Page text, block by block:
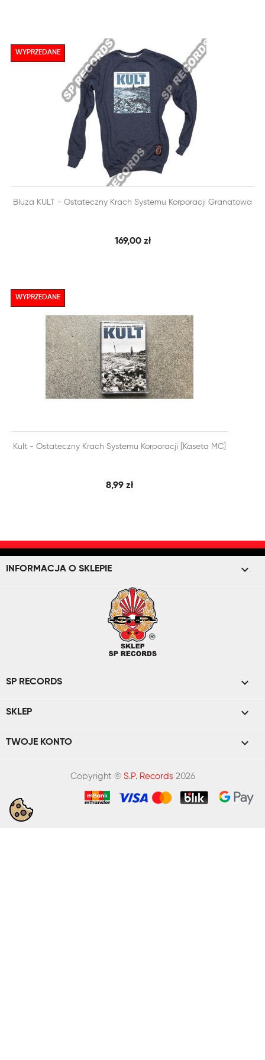
DODAJ DO KOSZYKA SZYBKI PODGLĄD
Bluza KULT - Ostateczny Krach Systemu Korporacji Granatowa
169,00 zł
WYPRZEDANE
DODAJ DO KOSZYKA SZYBKI PODGLĄD
Kult - Ostateczny Krach Systemu Korporacji [Kaseta MC]
8,99 zł
WYPRZEDANE
INFORMACJA O SKLEPIE keyboard_arrow_down
SP RECORDS 
SKLEP 
TWOJE KONTO 
Copyright © S.P. Records2026